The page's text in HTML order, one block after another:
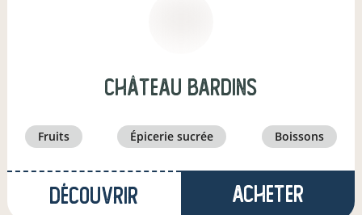
Château Bardins
fruits épicerie sucrée boissons
Découvrir Acheter